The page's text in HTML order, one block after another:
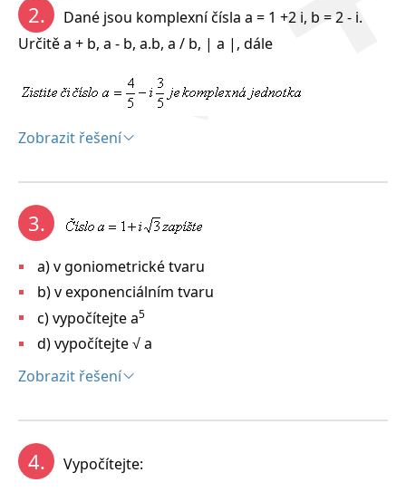
2.
Dané jsou komplexní čísla a = 1 +2 i, b = 2 - i.
Určitě a + b, a - b, a.b, a / b, | a |, dále
Zobrazit řešení
3.
a) v goniometrické tvaru
b) v exponenciálním tvaru
c) vypočítejte a5
d) vypočítejte √ a
Zobrazit řešení
4. Vypočítejte: